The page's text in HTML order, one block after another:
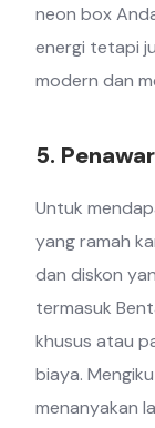
neon box
energi tetapi
modern dan
5.
Untuk
yang ramah
dan diskon
termasuk
khusus atau
biaya.
menanyakan